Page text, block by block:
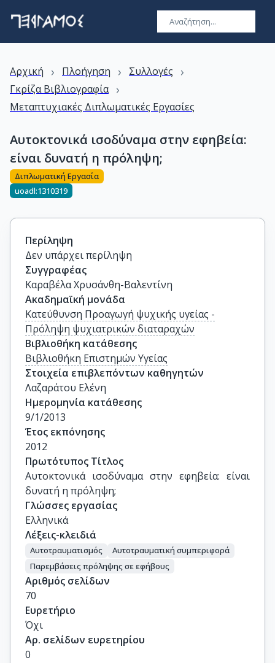
Αρχική › Πλοήγηση › Συλλογές ›
Γκρίζα Βιβλιογραφία ›
Μεταπτυχιακές Διπλωματικές Εργασίες
Αυτοκτονικά ισοδύναμα στην εφηβεία:
είναι δυνατή η πρόληψη;
Διπλωματική Εργασία
uoadl:1310319
Περίληψη
Δεν υπάρχει περίληψη
Συγγραφέας
Καραβέλα Χρυσάνθη-Βαλεντίνη
Ακαδημαϊκή μονάδα
Κατεύθυνση Προαγωγή ψυχικής υγείας -
Πρόληψη ψυχιατρικών διαταραχών
Βιβλιοθήκη κατάθεσης
Βιβλιοθήκη Επιστημών Υγείας
Στοιχεία επιβλεπόντων καθηγητών
Λαζαράτου Ελένη
Ημερομηνία κατάθεσης
9/1/2013
Έτος εκπόνησης
2012
Πρωτότυπος Τίτλος
Αυτοκτονικά ισοδύναμα στην εφηβεία: είναι
δυνατή η πρόληψη;
Γλώσσες εργασίας
Ελληνικά
Λέξεις-κλειδιά
Αυτοτραυματισμός
Αυτοτραυματική συμπεριφορά
Παρεμβάσεις πρόληψης σε εφήβους
Αριθμός σελίδων
70
Ευρετήριο
Όχι
Αρ. σελίδων ευρετηρίου
0